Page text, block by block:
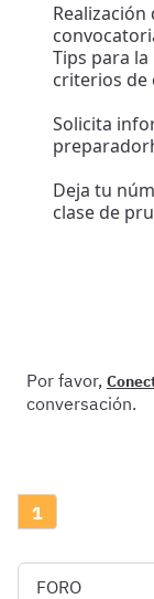
Tips para
criterios de
Solicita
Deja tu
clase de
Por favor,
conversación.
1